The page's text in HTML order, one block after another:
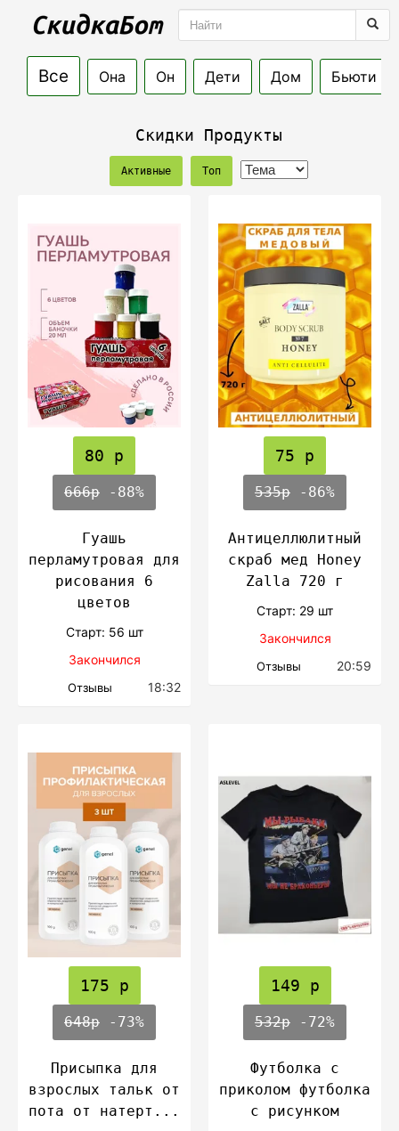
Все Она Он Дети Дом Бьюти
Скидки Продукты
Активные Топ
80 р
666р -88%
Гуашь
перламутровая для
рисования 6
цветов
Cтарт: 56 шт
Закончился
Отзывы 18:32
75 р
535р -86%
Антицеллюлитный
скраб мед Honey
Zalla 720 г
Cтарт: 29 шт
Закончился
Отзывы 20:59
175 р
648р -73%
Присыпка для
взрослых тальк от
пота от натерт...
149 р
532р -72%
Футболка с
приколом футболка
с рисунком